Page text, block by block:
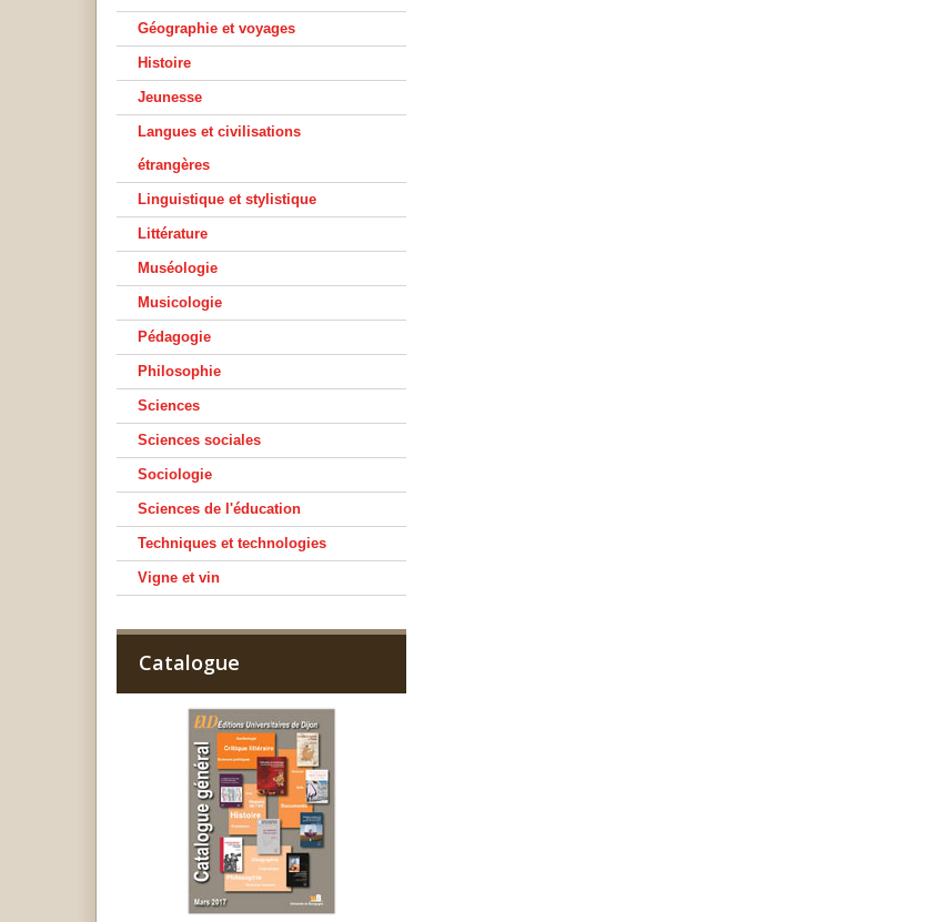
Géographie et voyages
Histoire
Jeunesse
Langues et civilisations
étrangères
Linguistique et stylistique
Littérature
Muséologie
Musicologie
Pédagogie
Philosophie
Sciences
Sciences sociales
Sociologie
Sciences de l'éducation
Techniques et technologies
Vigne et vin
Catalogue